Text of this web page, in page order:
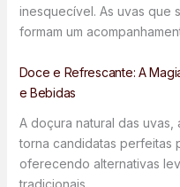
inesquecível. As uvas que
formam um
Doce e Refrescante: A
e Bebidas
A doçura natural das
torna candidatas perfeitas
oferecendo alternativas
tradicionais.